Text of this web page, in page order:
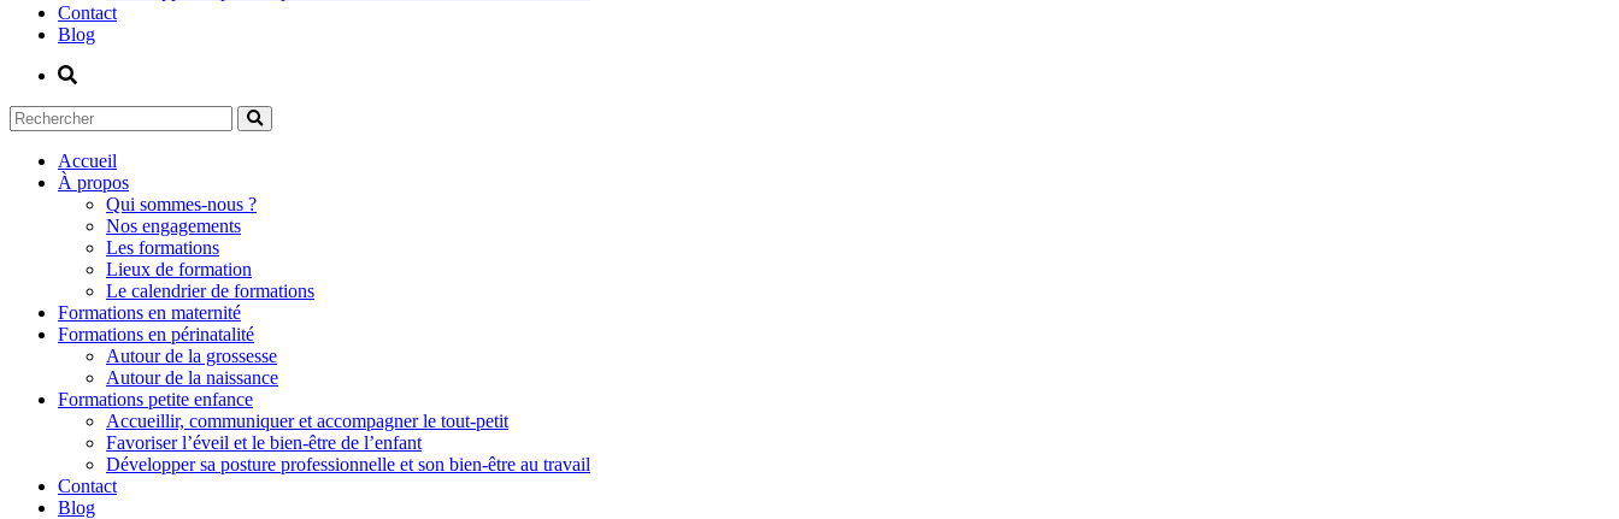
Contact
Blog
Accueil
À propos
Qui sommes-nous ?
Nos engagements
Les formations
Lieux de formation
Le calendrier de formations
Formations en maternité
Formations en périnatalité
Autour de la grossesse
Autour de la naissance
Formations petite enfance
Accueillir, communiquer et accompagner le tout-petit
Favoriser l’éveil et le bien-être de l’enfant
Développer sa posture professionnelle et son bien-être au travail
Contact
Blog